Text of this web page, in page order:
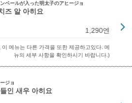
ベールが入った明太子のアヒージョ
즈 알 아히요
1,290엔
이 메뉴는 다른 가격을 또한 제공하고있다. 메
뉴의 세부 사항을 확인하시기 바랍니다.)
ジョ
인 새우 아히요